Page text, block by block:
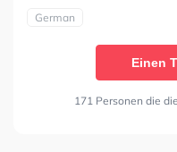
German
Einen
171 Personen die